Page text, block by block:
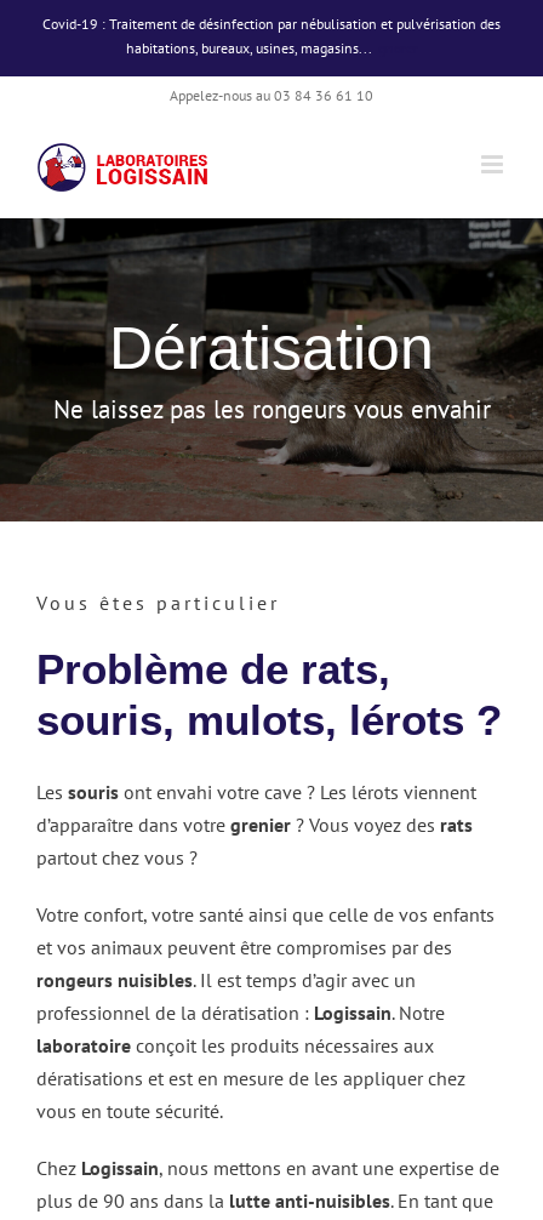
Covid-19 : Traitement de désinfection par nébulisation et pulvérisation des
habitations, bureaux, usines, magasins...
Passer
contenu
Appelez-nous au 03 84 36 61 10
Dératisation
Ne laissez pas les rongeurs vous envahir
Vous êtes particulier
Problème de rats,
souris, mulots, lérots ?
Les souris ont envahi votre cave ? Les lérots viennent
d’apparaître dans votre grenier ? Vous voyez des rats
partout chez vous ?
Votre confort, votre santé ainsi que celle de vos enfants
et vos animaux peuvent être compromises par des
rongeurs nuisibles. Il est temps d’agir avec un
professionnel de la dératisation : Logissain. Notre
laboratoire conçoit les produits nécessaires aux
dératisations et est en mesure de les appliquer chez
vous en toute sécurité.
Chez Logissain, nous mettons en avant une expertise de
plus de 90 ans dans la lutte anti-nuisibles. En tant que